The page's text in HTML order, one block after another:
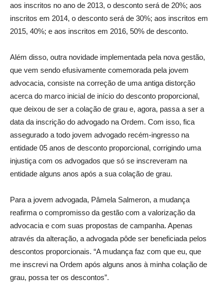
aos inscritos no ano de 2013, o desconto será de 20%; aos
inscritos em 2014, o desconto será de 30%; aos inscritos em
2015, 40%; e aos inscritos em 2016, 50% de desconto.
Além disso, outra novidade implementada pela nova gestão,
que vem sendo efusivamente comemorada pela jovem
advocacia, consiste na correção de uma antiga distorção
acerca do marco inicial de início do desconto proporcional,
que deixou de ser a colação de grau e, agora, passa a ser a
data da inscrição do advogado na Ordem. Com isso, fica
assegurado a todo jovem advogado recém-ingresso na
entidade 05 anos de desconto proporcional, corrigindo uma
injustiça com os advogados que só se inscreveram na
entidade alguns anos após a sua colação de grau.
Para a jovem advogada, Pâmela Salmeron, a mudança
reafirma o compromisso da gestão com a valorização da
advocacia e com suas propostas de campanha. Apenas
através da alteração, a advogada pôde ser beneficiada pelos
descontos proporcionais. “A mudança faz com que eu, que
me inscrevi na Ordem após alguns anos à minha colação de
grau, possa ter os descontos”.